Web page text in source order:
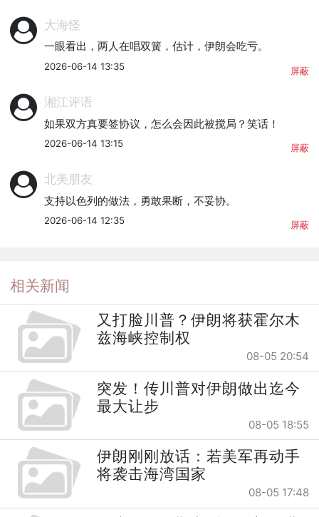
大海怪
一眼看出，两人在唱双簧，估计，伊朗会吃亏。
2026-06-14 13:35 屏蔽
湘江评语
如果双方真要签协议，怎么会因此被搅局？笑话！
2026-06-14 13:15 屏蔽
北美朋友
支持以色列的做法，勇敢果断，不妥协。
2026-06-14 12:35 屏蔽
相关新闻
又打脸川普？伊朗将获霍尔木
兹海峡控制权
08-05 20:54
突发！传川普对伊朗做出迄今
最大让步
08-05 18:55
伊朗刚刚放话：若美军再动手
将袭击海湾国家
08-05 17:48